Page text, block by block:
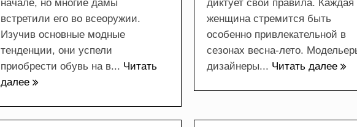
начале, но многие дамы
встретили его во всеоружии.
Изучив основные модные
тенденции, они успели
приобрести обувь на в... Читать
далее
диктует свои правила. Каждая
женщина стремится быть
особенно привлекательной в
сезонах весна-лето.
дизайнеры... Читать далее